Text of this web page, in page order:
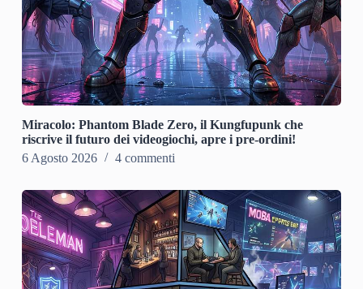
Miracolo: Phantom Blade Zero, il Kungfupunk che
riscrive il futuro dei videogiochi, apre i pre-ordini!
6 Agosto 2026
4 commenti